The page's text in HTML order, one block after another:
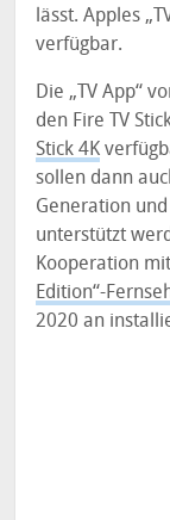
lässt. Apples
verfügbar.
Die „TV App“
den Fire TV
Stick 4K
sollen dann
Generation
unterstützt
Kooperation
Edition“-
2020 an